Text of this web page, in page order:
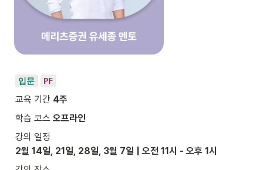
입문 PF
교육 기간 4주
학습 코스 오프라인
2월 14일, 21일, 28일, 3월 7일 | 오전 11시 - 오후 1시